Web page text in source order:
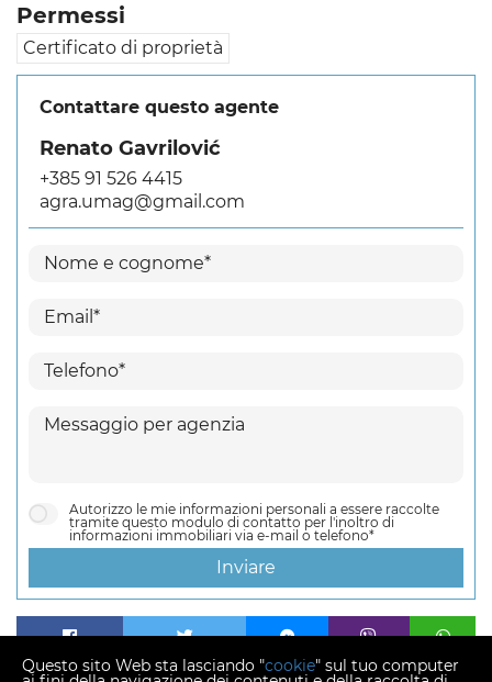
Permessi
Certificato di proprietà
Contattare questo agente
Renato Gavrilović
+385 91 526 4415
agra.umag@gmail.com
Autorizzo le mie informazioni personali a essere raccolte
tramite questo modulo di contatto per l'inoltro di
informazioni immobiliari via e-mail o telefono*
Inviare
Questo sito Web sta lasciando "cookie" sul tuo computer